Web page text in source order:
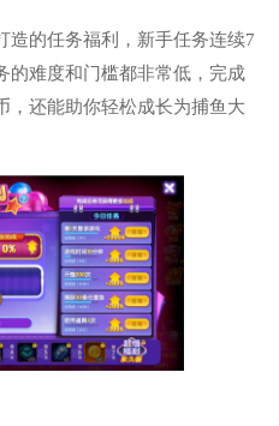
造的任务福利，新手任务连续7
的难度和门槛都非常低，完成
，还能助你轻松成长为捕鱼大